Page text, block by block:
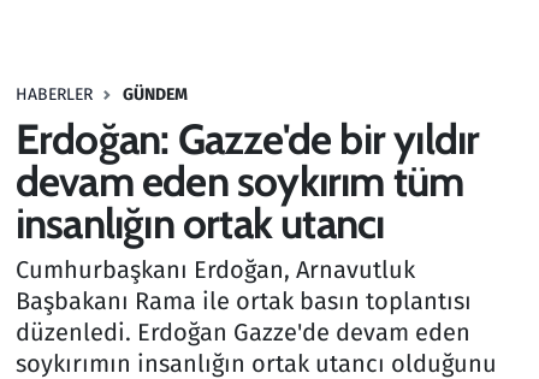
HABERLER GÜNDEM
Erdoğan: Gazze'de bir yıldır
devam eden soykırım tüm
insanlığın ortak utancı
Cumhurbaşkanı Erdoğan, Arnavutluk
Başbakanı Rama ile ortak basın toplantısı
düzenledi. Erdoğan Gazze'de devam eden
soykırımın insanlığın ortak utancı olduğunu
Haber
Kültür Sanat
Kurumsal Haberler
Lezzet Durağı
Memur ve Kamu